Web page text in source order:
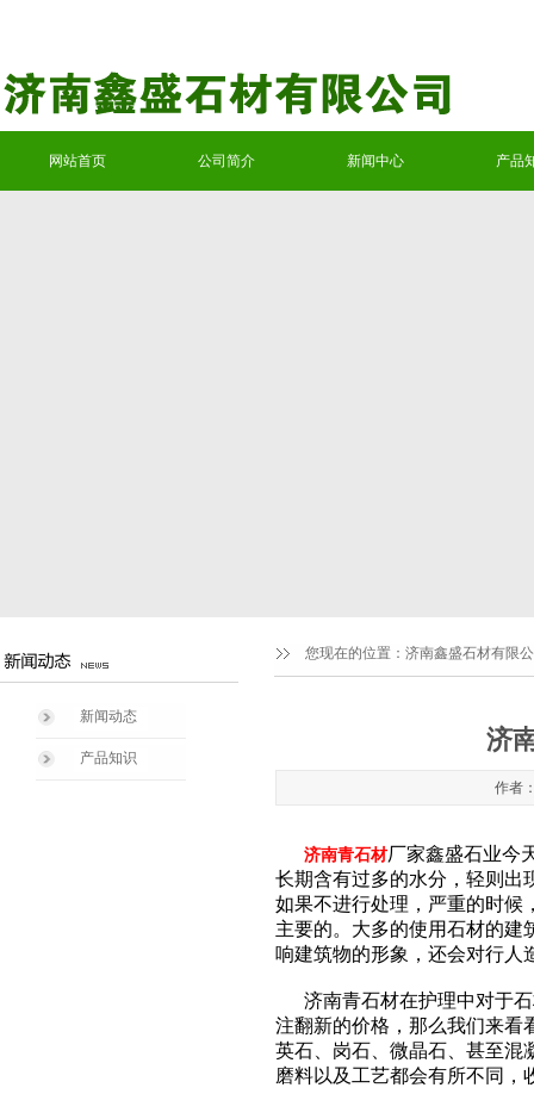
网站首页 公司简介 新闻中心 产品
您现在的位置： 济南鑫盛石材有限
新闻动态
产品知识
济
作者
济南青石材厂家鑫盛石业今
长期含有过多的水分，轻则出
如果不进行处理，严重的时候
主要的。大多的使用石材的建
响建筑物的形象，还会对行人
济南青石材在护理中对于石
注翻新的价格，那么我们来看
英石、岗石、微晶石、甚至混
磨料以及工艺都会有所不同，